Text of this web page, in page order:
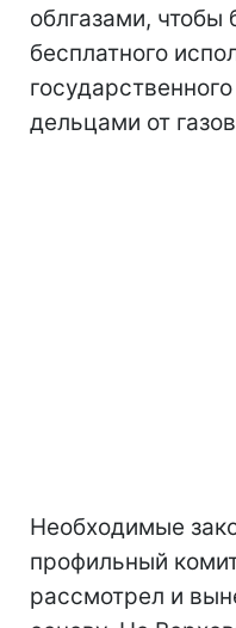
облгазами,
бесплатного
дельцами от
Необходимые
профильный
рассмотрел и